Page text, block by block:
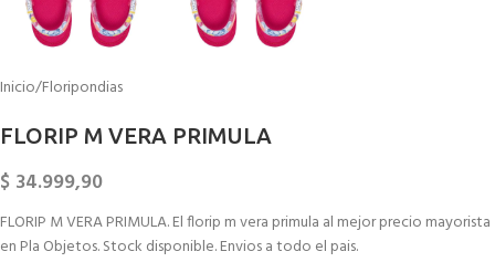
Inicio/Floripondias
FLORIP M VERA PRIMULA
$ 34.999,90
FLORIP M VERA PRIMULA. El florip m vera primula al mejor precio mayorista
en Pla Objetos. Stock disponible. Envios a todo el pais.